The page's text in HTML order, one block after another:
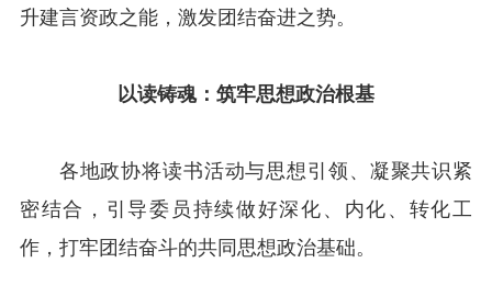
升建言资政之能，激发团结奋进之势。
以读铸魂： 筑牢思想政治根基
各地政协将读书活动与思想引领、凝聚共识紧
密结合，引导委员持续做好深化、内化、转化工
作，打牢团结奋斗的共同思想政治基础。